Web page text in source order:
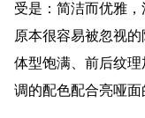
受是：简洁而优雅
原本很容易被忽视
体型饱满、前后纹
调的配色配合亮哑面